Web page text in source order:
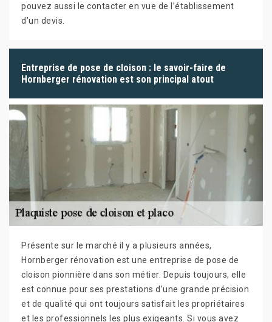
pouvez aussi le contacter en vue de l’établissement
d’un devis.
Entreprise de pose de cloison : le savoir-faire de
Hornberger rénovation est son principal atout
Présente sur le marché il y a plusieurs années,
Hornberger rénovation est une entreprise de pose de
cloison pionnière dans son métier. Depuis toujours, elle
est connue pour ses prestations d’une grande précision
et de qualité qui ont toujours satisfait les propriétaires
et les professionnels les plus exigeants. Si vous avez